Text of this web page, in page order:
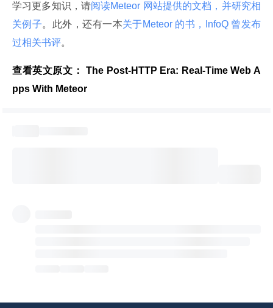
学习更多知识，请阅读Meteor 网站提供的文档，并研究相
关例子。此外，还有一本关于Meteor 的书，InfoQ 曾发布
过相关书评。
查看英文原文：
The Post-HTTP Era: Real-Time Web A
pps With Meteor